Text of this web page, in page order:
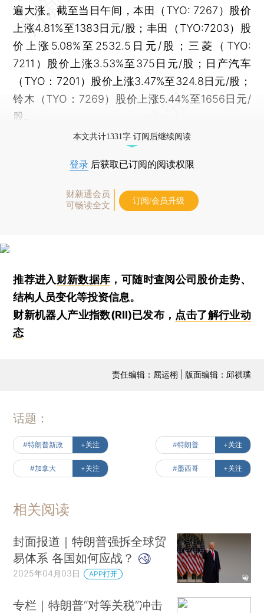
遍大涨。截至当日午间，本田（TYO: 7267）股价
上涨4.81%至1383日元/股；丰田（TYO:7203）股
价上涨5.08%至2532.5日元/股；三菱（TYO:
7211）股价上涨3.53%至375日元/股；日产汽车
（TYO：7201）股价上涨3.47%至324.8日元/股；
铃木（TYO：7269）股价上涨5.44%至1656日元/
股。
本文共计1331字 订阅后继续阅读
登录 后获取已订阅的阅读权限
财新通会员
可畅读全文
订阅/会员升级
推荐进入财新数据库 ，可随时查阅公司股价走势、
结构人员变化等投资信息。
财新机器人产业指数(RII)已发布， 点击了解行业动
态
责任编辑：屈运栩 | 版面编辑：邱祺璞
话题：
#特朗普新政 +关注 #特朗普 +关注
#加拿大 +关注 #墨西哥 +关注
相关阅读
封面报道｜特朗普强拆全球贸
易体系 各国如何应战？
2025年04月03日 APP打开
专栏｜特朗普“对等关税”冲击